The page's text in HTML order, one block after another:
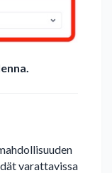
varattavissa